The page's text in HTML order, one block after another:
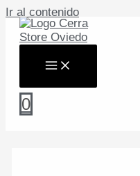
Ir al contenido
0